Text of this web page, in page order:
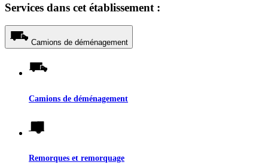
Services dans cet établissement :
Camions de déménagement
Camions de déménagement
Remorques et remorquage